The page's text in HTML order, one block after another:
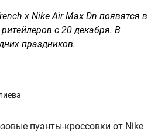
x Nike Air Max Dn появятся в
с 20 декабря. В
праздников.
пуанты-кроссовки от Nike